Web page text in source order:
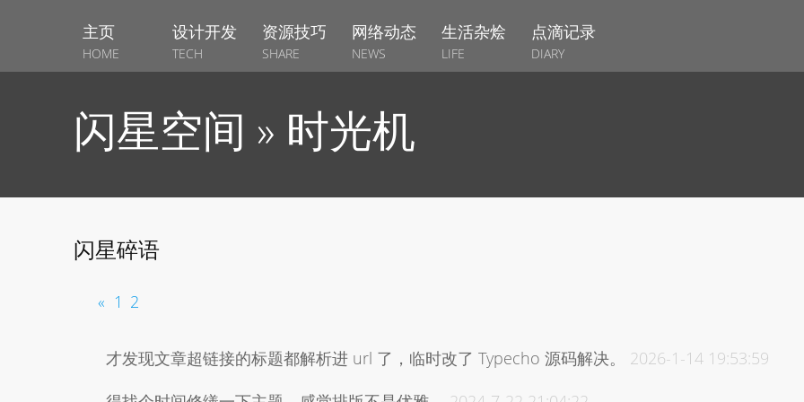
主页
HOME
设计开发
TECH
资源技巧
SHARE
网络动态
NEWS
生活杂烩
LIFE
点滴记录
DIARY
闪星空间 » 时光机
闪星碎语
« 1 2
才发现文章超链接的标题都解析进 url 了，临时改了 Typecho 源码解决。
2026-1-14 19:53:59